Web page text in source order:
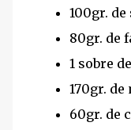
100gr. de
80gr. de
1 sobre
170gr. de
60gr. de